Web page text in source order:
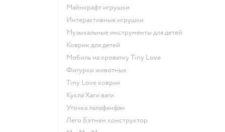
Майнкрафт игрушки
Интерактивные игрушки
Музыкальные инструменты для детей
Коврик для детей
Мобиль на кроватку Tiny Love
Фигурки животных
Tiny Love коврик
Кукла Хаги ваги
Уточка лалафанфан
Лего Бэтмен конструктор